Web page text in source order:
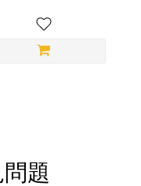
題